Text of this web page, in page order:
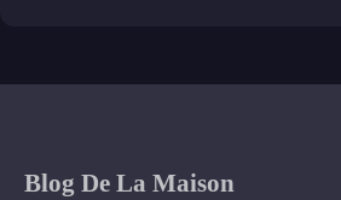
Blog De La Maison